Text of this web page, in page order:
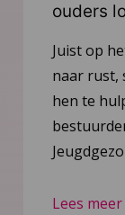
ouders
Juist op
naar rust,
hen te
Lees meer